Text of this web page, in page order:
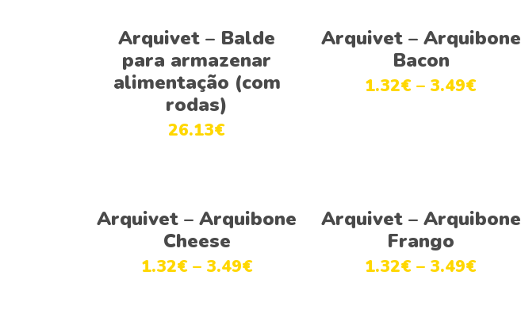
Adicionar
Arquivet – Balde
para armazenar
alimentação (com
rodas)
26.13€
Ver opções
Arquivet – Arquibone
Bacon
1.32€ – 3.49€
Ver opções
Arquivet – Arquibone
Cheese
1.32€ – 3.49€
Ver opções
Arquivet – Arquibone
Frango
1.32€ – 3.49€